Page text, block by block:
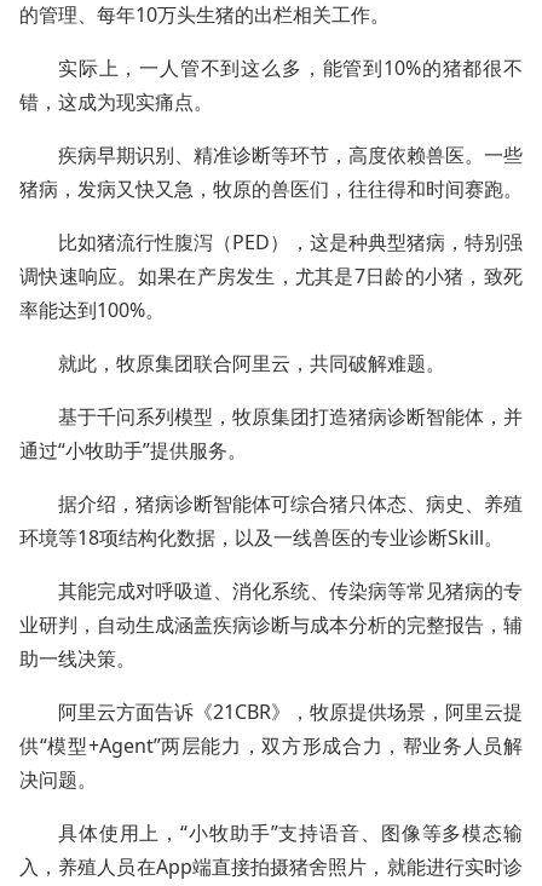
的管理、每年10万头生猪的出栏相关工作。
实际上，一人管不到这么多，能管到10%的猪都很不
错，这成为现实痛点。
疾病早期识别、精准诊断等环节，高度依赖兽医。一些
猪病，发病又快又急，牧原的兽医们，往往得和时间赛跑。
比如猪流行性腹泻（PED），这是种典型猪病，特别强
调快速响应。如果在产房发生，尤其是7日龄的小猪，致死
率能达到100%。
就此，牧原集团联合阿里云，共同破解难题。
基于千问系列模型，牧原集团打造猪病诊断智能体，并
通过“小牧助手”提供服务。
据介绍，猪病诊断智能体可综合猪只体态、病史、养殖
环境等18项结构化数据，以及一线兽医的专业诊断Skill。
其能完成对呼吸道、消化系统、传染病等常见猪病的专
业研判，自动生成涵盖疾病诊断与成本分析的完整报告，辅
助一线决策。
阿里云方面告诉《21CBR》，牧原提供场景，阿里云提
供“模型+Agent”两层能力，双方形成合力，帮业务人员解
决问题。
具体使用上，“小牧助手”支持语音、图像等多模态输
入，养殖人员在App端直接拍摄猪舍照片，就能进行实时诊